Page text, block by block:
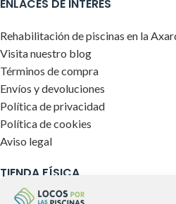
ENLACES DE INTERÉS
Rehabilitación de piscinas en la
Visita nuestro blog
Términos de compra
Envíos y devoluciones
Política de privacidad
Política de cookies
Aviso legal
TIENDA FÍSICA